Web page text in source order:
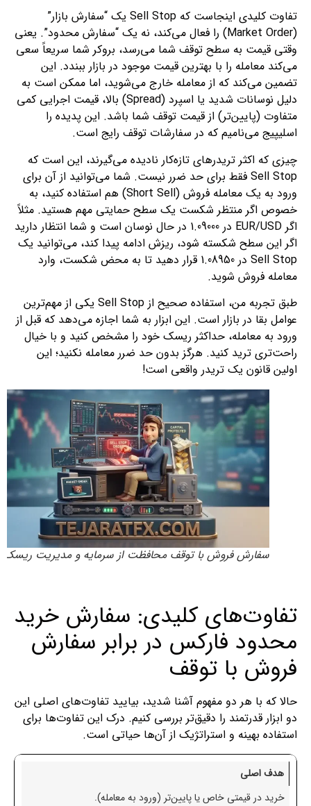
تفاوت کلیدی اینجاست که Sell Stop یک “سفارش بازار”
(Market Order) را فعال می‌کند، نه یک “سفارش محدود”. یعنی
وقتی قیمت به سطح توقف شما می‌رسد، بروکر شما سریعاً سعی
می‌کند معامله را با بهترین قیمت موجود در بازار ببندد. این
تضمین می‌کند که از معامله خارج می‌شوید، اما ممکن است به
دلیل نوسانات شدید یا اسپرد (Spread) بالا، قیمت اجرایی کمی
متفاوت (پایین‌تر) از قیمت توقف شما باشد. این پدیده را
اسلیپیج می‌نامیم که در سفارشات توقف رایج است.
چیزی که اکثر تریدرهای تازه‌کار نادیده می‌گیرند، این است که
Sell Stop فقط برای حد ضرر نیست. شما می‌توانید از آن برای
ورود به یک معامله فروش (Short Sell) هم استفاده کنید، به
خصوص اگر منتظر شکست یک سطح حمایتی مهم هستید. مثلاً
اگر EUR/USD در 1.09000 در حال نوسان است و شما انتظار دارید
اگر این سطح شکسته شود، ریزش ادامه پیدا کند، می‌توانید یک
Sell Stop در 1.08950 قرار دهید تا به محض شکست، وارد
معامله فروش شوید.
طبق تجربه من، استفاده صحیح از Sell Stop یکی از مهم‌ترین
عوامل بقا در بازار است. این ابزار به شما اجازه می‌دهد که قبل از
ورود به معامله، حداکثر ریسک خود را مشخص کنید و با خیال
راحت‌تری ترید کنید. هرگز بدون حد ضرر معامله نکنید؛ این
اولین قانون یک تریدر واقعی است!
سفارش فروش با توقف محافظت از سرمایه و مدیریت ریسک
تفاوت‌های کلیدی: سفارش خرید
محدود فارکس در برابر سفارش
فروش با توقف
حالا که با هر دو مفهوم آشنا شدید، بیایید تفاوت‌های اصلی این
دو ابزار قدرتمند را دقیق‌تر بررسی کنیم. درک این تفاوت‌ها برای
استفاده بهینه و استراتژیک از آن‌ها حیاتی است.
هدف اصلی
خرید در قیمتی خاص یا پایین‌تر (ورود به معامله).